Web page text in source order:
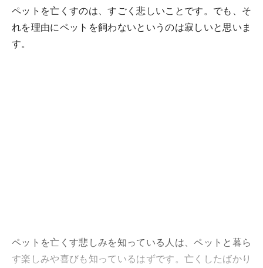
ペットを亡くすのは、すごく悲しいことです。でも、そ
れを理由にペットを飼わないというのは寂しいと思いま
す。
ペットを亡くす悲しみを知っている人は、ペットと暮ら
す楽しみや喜びも知っているはずです。亡くしたばかり